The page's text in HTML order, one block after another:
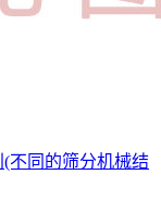
不同的筛分机械结